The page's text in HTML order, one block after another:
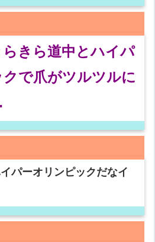
きら道中とハイパ
で爪がツルツルに
パーオリンピックだなイ